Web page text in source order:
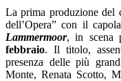
La prima produzione del
dell’Opera” con il
Lammermoor, in scena
febbraio. Il titolo,
presenza delle più
Monte, Renata Scotto,